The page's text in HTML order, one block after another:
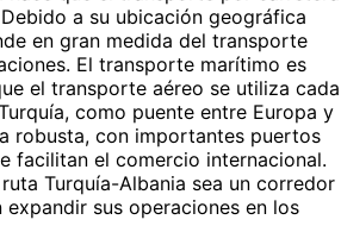
a su ubicación geográfica
en gran medida del transporte
El transporte marítimo es
el transporte aéreo se utiliza cada
como puente entre Europa y
robusta, con importantes puertos
facilitan el comercio internacional.
Turquía-Albania sea un corredor
sus operaciones en los